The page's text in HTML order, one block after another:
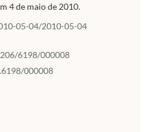
4 de maio de 2010.
05-04/2010-05-04
6198/000008
000008